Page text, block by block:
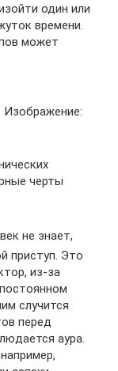
один или
времени.
может
Изображение:
черты
не знает,
приступ. Это
из-за
случится
перед
аура.